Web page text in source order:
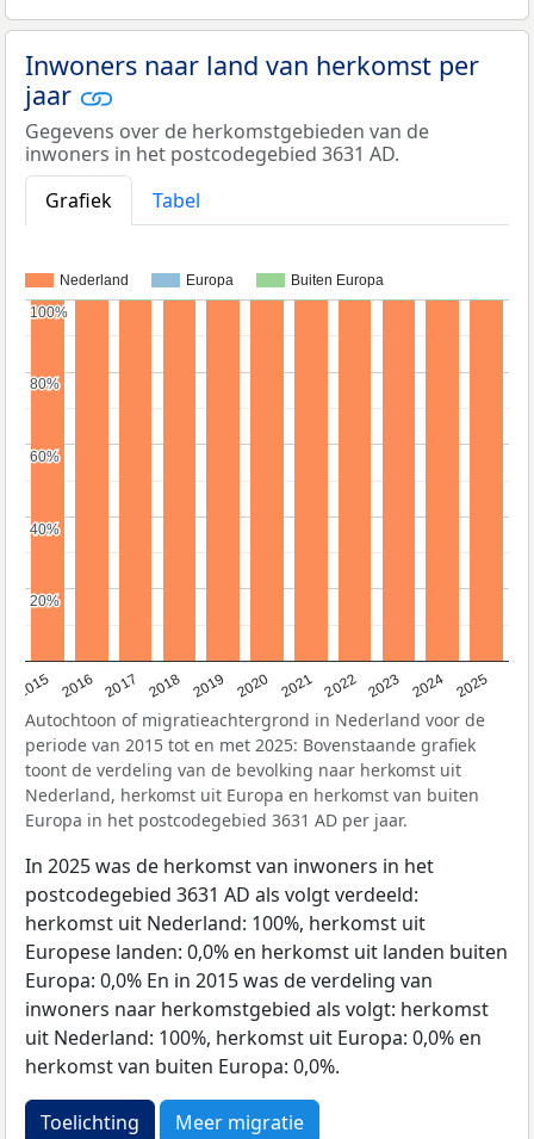
Inwoners naar land van herkomst per
jaar
Gegevens over de herkomstgebieden van de
inwoners in het postcodegebied 3631 AD.
Grafiek
Tabel
Nederland Europa Buiten Europa
2015 2016 2017 2018 2019 2020 2021 2022 2023 2024 2025
20%
20%
40%
40%
60%
60%
80%
80%
100%
100%
Autochtoon of migratieachtergrond in Nederland voor de
periode van 2015 tot en met 2025: Bovenstaande grafiek
toont de verdeling van de bevolking naar herkomst uit
Nederland, herkomst uit Europa en herkomst van buiten
Europa in het postcodegebied 3631 AD per jaar.
In 2025 was de herkomst van inwoners in het
postcodegebied 3631 AD als volgt verdeeld:
herkomst uit Nederland: 100%, herkomst uit
Europese landen: 0,0% en herkomst uit landen buiten
Europa: 0,0% En in 2015 was de verdeling van
inwoners naar herkomstgebied als volgt: herkomst
uit Nederland: 100%, herkomst uit Europa: 0,0% en
herkomst van buiten Europa: 0,0%.
Toelichting Meer migratie